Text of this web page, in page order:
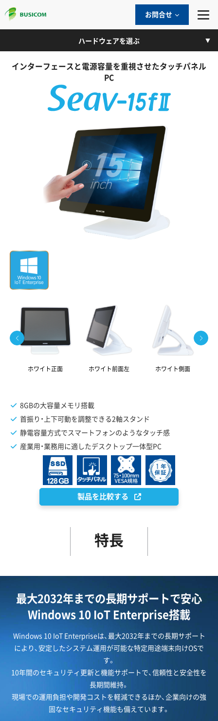
お問合せ
ハードウェアを選ぶ
インターフェースと電源容量を重視させたタッチパネル
PC
ホワイト正面 ホワイト前面左 ホワイト側面
8GBの大容量メモリ搭載
首振り・上下可動を調整できる2軸スタンド
静電容量方式でスマートフォンのようなタッチ感
産業用・業務用に適したデスクトップ一体型PC
製品を比較する
特長
最大2032年までの長期サポートで安心
Windows 10 IoT Enterprise搭載
Windows 10 IoT Enterpriseは、最大2032年までの長期サポート
により、安定したシステム運用が可能な特定用途端末向けOSで
す。
10年間のセキュリティ更新と機能サポートで、信頼性と安全性を
長期間維持。
現場での運用負担や開発コストを軽減できるほか、企業向けの強
固なセキュリティ機能も備えています。